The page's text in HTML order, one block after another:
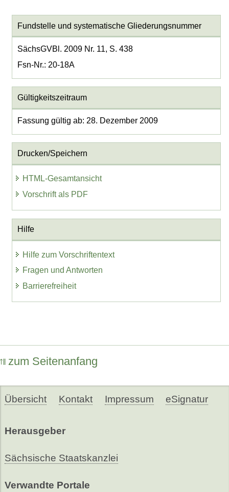
Fundstelle und systematische Gliederungsnummer
SächsGVBl. 2009 Nr. 11, S. 438
Fsn-Nr.: 20-18A
Gültigkeitszeitraum
Fassung gültig ab: 28. Dezember 2009
Drucken/Speichern
HTML-Gesamtansicht
Vorschrift als PDF
Hilfe
Hilfe zum Vorschriftentext
Fragen und Antworten
Barrierefreiheit
zum Seitenanfang
Übersicht Kontakt Impressum eSignatur
Herausgeber
Sächsische Staatskanzlei
Verwandte Portale